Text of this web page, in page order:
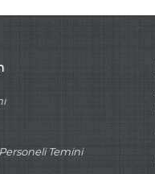
Temini